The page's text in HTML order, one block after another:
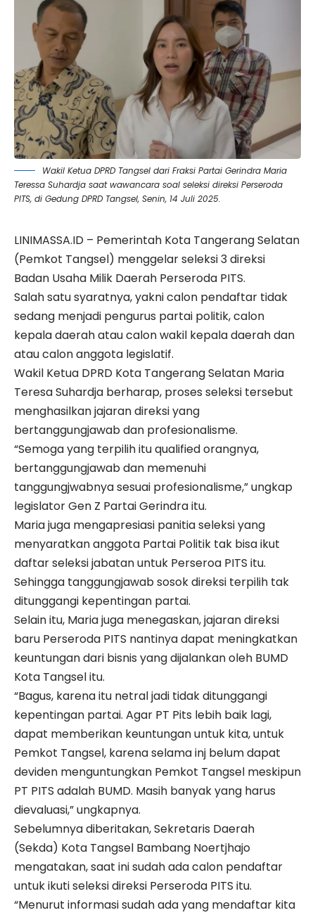
Wakil Ketua DPRD Tangsel dari Fraksi Partai Gerindra Maria
Teressa Suhardja saat wawancara soal seleksi direksi Perseroda
PITS, di Gedung DPRD Tangsel, Senin, 14 Juli 2025.
LINIMASSA.ID – Pemerintah Kota Tangerang Selatan
(Pemkot Tangsel) menggelar seleksi 3 direksi
Badan Usaha Milik Daerah Perseroda PITS.
Salah satu syaratnya, yakni calon pendaftar tidak
sedang menjadi pengurus partai politik, calon
kepala daerah atau calon wakil kepala daerah dan
atau calon anggota legislatif.
Wakil Ketua DPRD Kota Tangerang Selatan Maria
Teresa Suhardja berharap, proses seleksi tersebut
menghasilkan jajaran direksi yang
bertanggungjawab dan profesionalisme.
“Semoga yang terpilih itu qualified orangnya,
bertanggungjawab dan memenuhi
tanggungjwabnya sesuai profesionalisme,” ungkap
legislator Gen Z Partai Gerindra itu.
Maria juga mengapresiasi panitia seleksi yang
menyaratkan anggota Partai Politik tak bisa ikut
daftar seleksi jabatan untuk Perseroa PITS itu.
Sehingga tanggungjawab sosok direksi terpilih tak
ditunggangi kepentingan partai.
Selain itu, Maria juga menegaskan, jajaran direksi
baru Perseroda PITS nantinya dapat meningkatkan
keuntungan dari bisnis yang dijalankan oleh BUMD
Kota Tangsel itu.
“Bagus, karena itu netral jadi tidak ditunggangi
kepentingan partai. Agar PT Pits lebih baik lagi,
dapat memberikan keuntungan untuk kita, untuk
Pemkot Tangsel, karena selama inj belum dapat
deviden menguntungkan Pemkot Tangsel meskipun
PT PITS adalah BUMD. Masih banyak yang harus
dievaluasi,” ungkapnya.
Sebelumnya diberitakan, Sekretaris Daerah
(Sekda) Kota Tangsel Bambang Noertjhajo
mengatakan, saat ini sudah ada calon pendaftar
untuk ikuti seleksi direksi Perseroda PITS itu.
“Menurut informasi sudah ada yang mendaftar kita